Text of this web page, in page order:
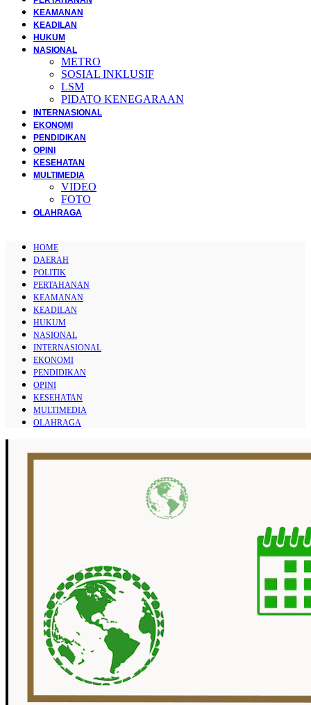
KEAMANAN
KEADILAN
HUKUM
NASIONAL
METRO
SOSIAL INKLUSIF
LSM
PIDATO KENEGARAAN
INTERNASIONAL
EKONOMI
PENDIDIKAN
OPINI
KESEHATAN
MULTIMEDIA
VIDEO
FOTO
OLAHRAGA
HOME
DAERAH
POLITIK
PERTAHANAN
KEAMANAN
KEADILAN
HUKUM
NASIONAL
INTERNASIONAL
EKONOMI
PENDIDIKAN
OPINI
KESEHATAN
MULTIMEDIA
OLAHRAGA